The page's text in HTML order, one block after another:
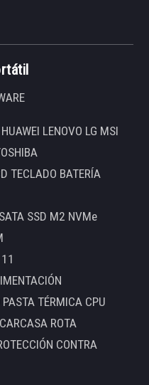
LENOVO LG MSI
TECLADO BATERÍA
SSD M2 NVMe
TÉRMICA CPU
ROTA
CONTRA